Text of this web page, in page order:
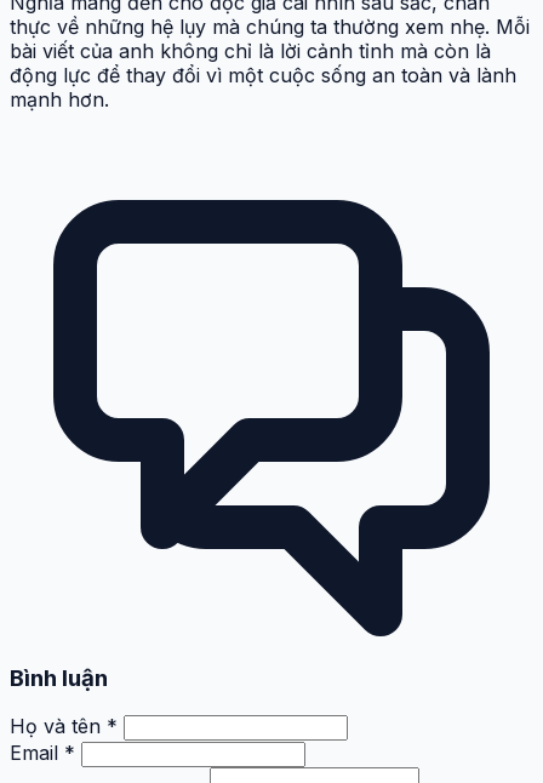
Hữu Nghĩa là một tác giả chuyên viết về các tác hại tiềm
ẩn trong cuộc sống hiện đại, từ thói quen sinh hoạt,
công nghệ đến môi trường và sức khỏe cộng đồng. Với
văn phong sắc sảo, dễ hiểu và giàu tính cảnh báo, Hữu
Nghĩa mang đến cho độc giả cái nhìn sâu sắc, chân
thực về những hệ lụy mà chúng ta thường xem nhẹ. Mỗi
bài viết của anh không chỉ là lời cảnh tỉnh mà còn là
động lực để thay đổi vì một cuộc sống an toàn và lành